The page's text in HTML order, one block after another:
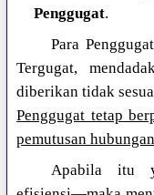
Penggugat.
Para
Tergugat,
diberikan tidak
Penggugat tetap
pemutusan
Apabila itu